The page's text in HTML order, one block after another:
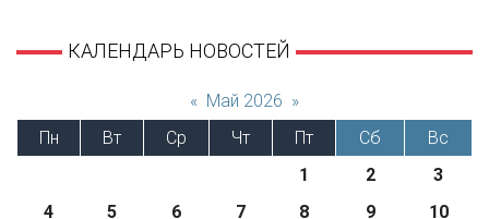
КАЛЕНДАРЬ НОВОСТЕЙ
« Май 2026 »
Пн
Вт Ср Чт Пт Сб
Вс
1
2
3
4
5 6 7 8 9
10